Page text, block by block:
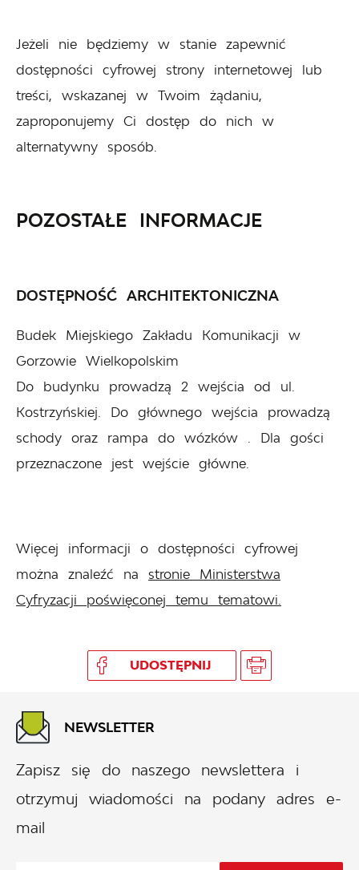
Jeżeli nie będziemy w stanie zapewnić
dostępności cyfrowej strony internetowej lub
treści, wskazanej w Twoim żądaniu,
zaproponujemy Ci dostęp do nich w
alternatywny sposób.
POZOSTAŁE INFORMACJE
DOSTĘPNOŚĆ ARCHITEKTONICZNA
Budek Miejskiego Zakładu Komunikacji w
Gorzowie Wielkopolskim
Do budynku prowadzą 2 wejścia od ul.
Kostrzyńskiej. Do głównego wejścia prowadzą
schody oraz rampa do wózków . Dla gości
przeznaczone jest wejście główne.
Więcej informacji o dostępności cyfrowej
można znaleźć na stronie Ministerstwa
Cyfryzacji poświęconej temu tematowi.
UDOSTĘPNIJ
NEWSLETTER
Zapisz się do naszego newslettera i
otrzymuj wiadomości na podany adres e-
mail